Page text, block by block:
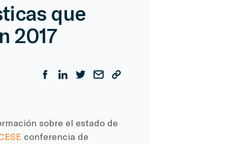
que
2017
sobre el estado de
conferencia de